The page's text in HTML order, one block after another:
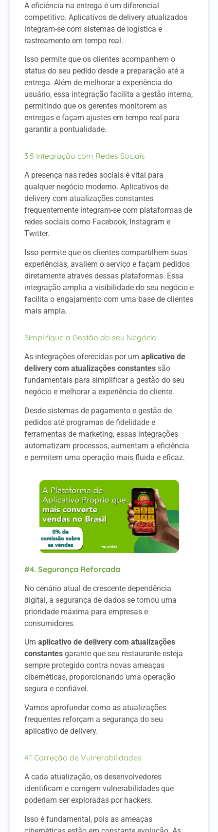
A eficiência na entrega é um diferencial
competitivo. Aplicativos de delivery atualizados
integram-se com sistemas de logística e
rastreamento em tempo real.
Isso permite que os clientes acompanhem o
status do seu pedido desde a preparação até a
entrega. Além de melhorar a experiência do
usuário, essa integração facilita a gestão interna,
permitindo que os gerentes monitorem as
entregas e façam ajustes em tempo real para
garantir a pontualidade.
3.5 Integração com Redes Sociais
A presença nas redes sociais é vital para
qualquer negócio moderno. Aplicativos de
delivery com atualizações constantes
frequentemente integram-se com plataformas de
redes sociais como Facebook, Instagram e
Twitter.
Isso permite que os clientes compartilhem suas
experiências, avaliem o serviço e façam pedidos
diretamente através dessas plataformas. Essa
integração amplia a visibilidade do seu negócio e
facilita o engajamento com uma base de clientes
mais ampla.
Simplifique a Gestão do seu Negócio
As integrações oferecidas por um aplicativo de
delivery com atualizações constantes são
fundamentais para simplificar a gestão do seu
negócio e melhorar a experiência do cliente.
Desde sistemas de pagamento e gestão de
pedidos até programas de fidelidade e
ferramentas de marketing, essas integrações
automatizam processos, aumentam a eficiência
e permitem uma operação mais fluida e eficaz.
#4. Segurança Reforçada
No cenário atual de crescente dependência
digital, a segurança de dados se tornou uma
prioridade máxima para empresas e
consumidores.
Um aplicativo de delivery com atualizações
constantes garante que seu restaurante esteja
sempre protegido contra novas ameaças
cibernéticas, proporcionando uma operação
segura e confiável.
Vamos aprofundar como as atualizações
frequentes reforçam a segurança do seu
aplicativo de delivery.
4.1 Correção de Vulnerabilidades
A cada atualização, os desenvolvedores
identificam e corrigem vulnerabilidades que
poderiam ser exploradas por hackers.
Isso é fundamental, pois as ameaças